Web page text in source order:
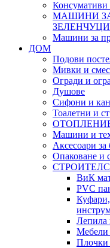
Консумативи
МАШИНИ
ЗЕЛЕНЧУЦИ
Машини за
ДОМ
Подови
Мивки и
Огради и
Душове
Сифони и
Тоалетни и
Машини и
Аксесоари за
Опаковане и
ВиК
PVC
Куфари,
Лепила
Мебели
Плочки